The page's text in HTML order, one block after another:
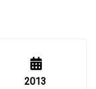
2013